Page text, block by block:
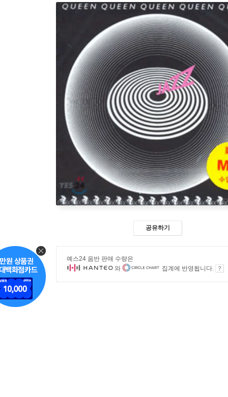
공유하기
예스24 음반 판매 수량은
와
집계에 반영됩니다.